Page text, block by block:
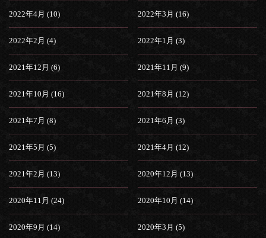
2022年4月 (10) 2022年3月 (16)
2022年2月 (4) 2022年1月 (3)
2021年12月 (6) 2021年11月 (9)
2021年10月 (16) 2021年8月 (12)
2021年7月 (8) 2021年6月 (3)
2021年5月 (5) 2021年4月 (12)
2021年2月 (13) 2020年12月 (13)
2020年11月 (24) 2020年10月 (14)
2020年9月 (14) 2020年3月 (5)